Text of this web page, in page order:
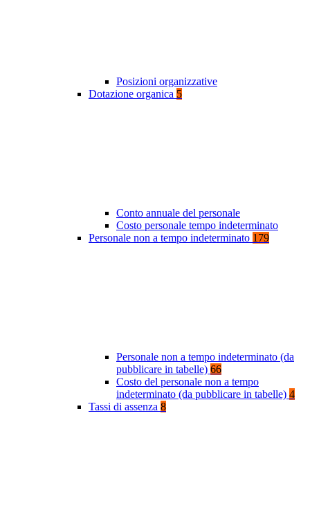
Posizioni organizzative
Dotazione organica 5
Conto annuale del personale
Costo personale tempo indeterminato
Personale non a tempo indeterminato 179
Personale non a tempo indeterminato (da
pubblicare in tabelle) 66
Costo del personale non a tempo
indeterminato (da pubblicare in tabelle) 4
Tassi di assenza 8